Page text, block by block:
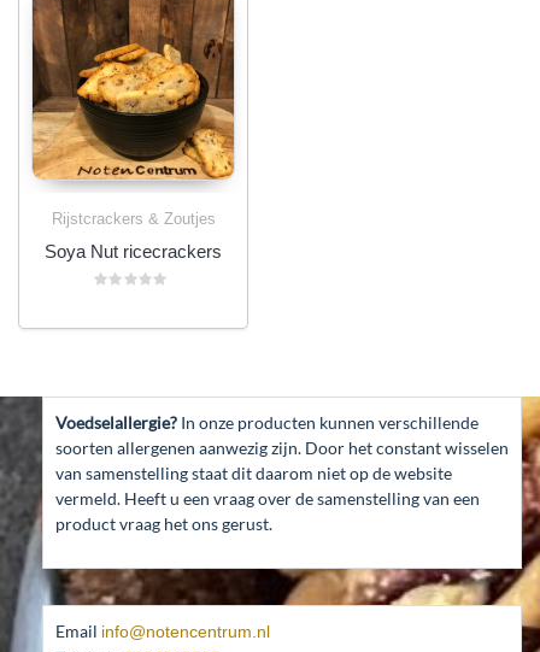
Rijstcrackers & Zoutjes
Soya Nut ricecrackers
uit
Voedselallergie? In onze producten kunnen verschillende
soorten allergenen aanwezig zijn. Door het constant wisselen
van samenstelling staat dit daarom niet op de website
vermeld. Heeft u een vraag over de samenstelling van een
product vraag het ons gerust.
Email info@notencentrum.nl